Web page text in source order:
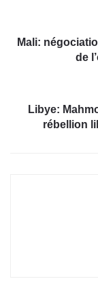
Mali:
de
Libye:
rébellion